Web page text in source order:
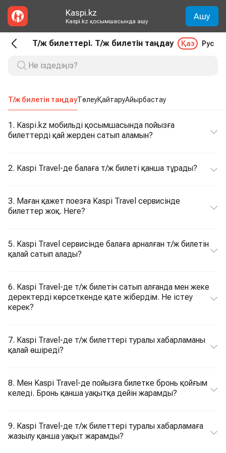
Kaspi.kz
Kaspi.kz қосымшасында ашу Ашу
Т/ж билеттері. Т/ж билетін таңдау Қаз Рус
Т/ж билетін таңдауТөлеуҚайтаруАйырбастау
1. Kaspi.kz мобильді қосымшасында пойызға
билеттерді қай жерден сатып аламын?
2. Kaspi Travel-де балаға т/ж билеті қанша тұрады?
3. Маған қажет поезға Kaspi Travel сервисінде
билеттер жоқ. Неге?
5. Kaspi Travel сервисінде балаға арналған т/ж билетін
қалай сатып алады?
6. Kaspi Travel-де т/ж билетін сатып алғанда мен жеке
деректерді көрсеткенде қате жібердім. Не істеу
керек?
7. Kaspi Travel-де т/ж билеттері туралы хабарламаны
қалай өшіреді?
8. Мен Kaspi Travel-де пойызға билетке бронь қойғым
келеді. Бронь қанша уақытқа дейін жарамды?
9. Kaspi Travel-де т/ж билеттері туралы хабарламаға
жазылу қанша уақыт жарамды?